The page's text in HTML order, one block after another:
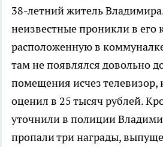
38-летний житель
неизвестные проникли в его
расположенную в
там не появлялся довольно
помещения исчез телевизор,
оценил в 25 тысяч рублей.
уточнили в полиции
пропали три награды,